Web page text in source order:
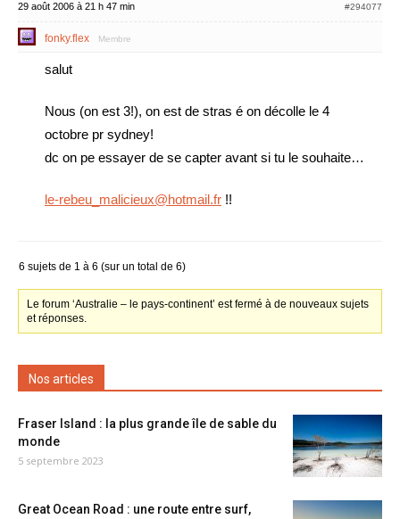
29 août 2006 à 21 h 47 min #294077
fonky.flex Membre
salut
Nous (on est 3!), on est de stras é on décolle le 4
octobre pr sydney!
dc on pe essayer de se capter avant si tu le souhaite…
le-rebeu_malicieux@hotmail.fr !!
6 sujets de 1 à 6 (sur un total de 6)
Le forum ‘Australie – le pays-continent’ est fermé à de nouveaux sujets
et réponses.
Nos articles
Fraser Island : la plus grande île de sable du
monde
5 septembre 2023
Great Ocean Road : une route entre surf,